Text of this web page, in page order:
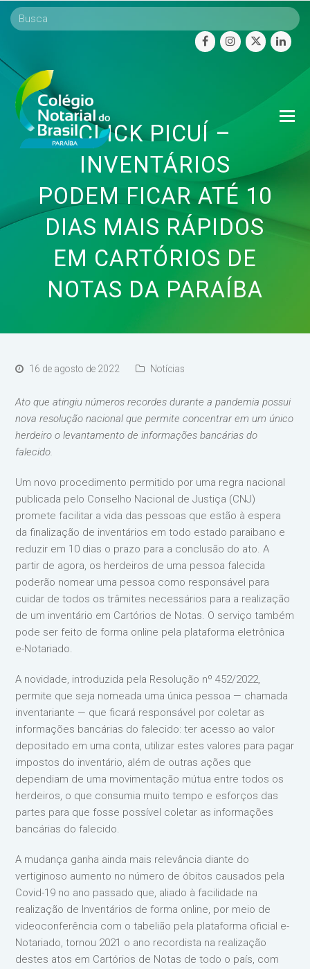
facebookinstagram
twitter
CLICK PICUÍ –
INVENTÁRIOS
PODEM FICAR ATÉ 10
DIAS MAIS RÁPIDOS
EM CARTÓRIOS DE
NOTAS DA PARAÍBA
16 de agosto de 2022 Notícias
Ato que atingiu números recordes durante a pandemia possui
nova resolução nacional que permite concentrar em um único
herdeiro o levantamento de informações bancárias do
falecido.
Um novo procedimento permitido por uma regra nacional
publicada pelo Conselho Nacional de Justiça (CNJ)
promete facilitar a vida das pessoas que estão à espera
da finalização de inventários em todo estado paraibano e
reduzir em 10 dias o prazo para a conclusão do ato. A
partir de agora, os herdeiros de uma pessoa falecida
poderão nomear uma pessoa como responsável para
cuidar de todos os trâmites necessários para a realização
de um inventário em Cartórios de Notas. O serviço também
pode ser feito de forma online pela plataforma eletrônica
e-Notariado.
A novidade, introduzida pela Resolução nº 452/2022,
permite que seja nomeada uma única pessoa — chamada
inventariante — que ficará responsável por coletar as
informações bancárias do falecido: ter acesso ao valor
depositado em uma conta, utilizar estes valores para pagar
impostos do inventário, além de outras ações que
dependiam de uma movimentação mútua entre todos os
herdeiros, o que consumia muito tempo e esforços das
partes para que fosse possível coletar as informações
bancárias do falecido.
A mudança ganha ainda mais relevância diante do
vertiginoso aumento no número de óbitos causados pela
Covid-19 no ano passado que, aliado à facilidade na
realização de Inventários de forma online, por meio de
videoconferência com o tabelião pela plataforma oficial e-
Notariado, tornou 2021 o ano recordista na realização
destes atos em Cartórios de Notas de todo o país, com